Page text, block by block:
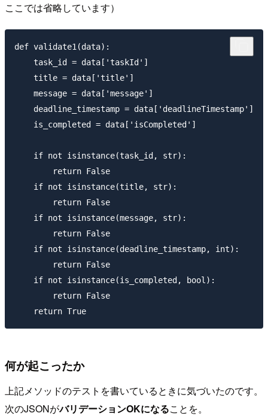
ここでは省略しています）
def validate1(data):
    task_id = data['taskId']
    title = data['title']
    message = data['message']
    deadline_timestamp = data['deadlineTimestamp']
    is_completed = data['isCompleted']
    if not isinstance(task_id, str):
        return False
    if not isinstance(title, str):
        return False
    if not isinstance(message, str):
        return False
    if not isinstance(deadline_timestamp, int):
        return False
    if not isinstance(is_completed, bool):
        return False
何が起こったか
上記メソッドのテストを書いているときに気づいたのです。
次のJSONがバリデーションOKになることを。